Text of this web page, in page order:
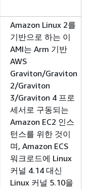
Amazon Linux 2를
기반으로 하는 이
AMI는 Arm 기반
AWS
Graviton/Graviton
2/Graviton
3/Graviton 4 프로
세서로 구동되는
Amazon EC2 인스
턴스를 위한 것이
며, Amazon ECS
워크로드에 Linux
커널 4.14 대신
Linux 커널 5.10을